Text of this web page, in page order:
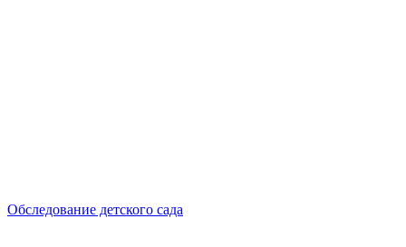
Обследование детского сада